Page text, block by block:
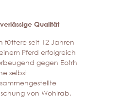
Qualität
füttere seit 12 Jahren
Pferd erfolgreich
gegen Eotrh
selbst
von Wohlrab.